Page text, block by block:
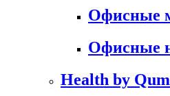
Офисные
Офисные
Health by